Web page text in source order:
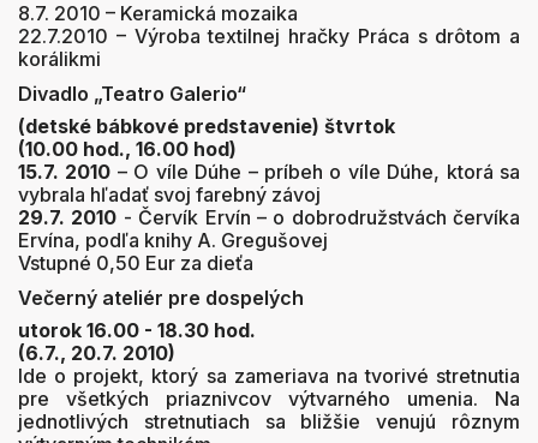
8.7. 2010 – Keramická mozaika
22.7.2010 – Výroba textilnej hračky Práca s drôtom a
korálikmi
Divadlo „Teatro Galerio“
(detské bábkové predstavenie) štvrtok
(10.00 hod., 16.00 hod)
15.7. 2010 – O víle Dúhe – príbeh o víle Dúhe, ktorá sa
vybrala hľadať svoj farebný závoj
29.7. 2010 - Červík Ervín – o dobrodružstvách červíka
Ervína, podľa knihy A. Gregušovej
Vstupné 0,50 Eur za dieťa
Večerný ateliér pre dospelých
utorok 16.00 - 18.30 hod.
(6.7., 20.7. 2010)
Ide o projekt, ktorý sa zameriava na tvorivé stretnutia
pre všetkých priaznivcov výtvarného umenia. Na
jednotlivých stretnutiach sa bližšie venujú rôznym